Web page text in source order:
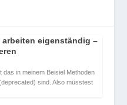
arbeiten eigenständig –
das in meinem Beisiel Methoden
sind. Also müsstest